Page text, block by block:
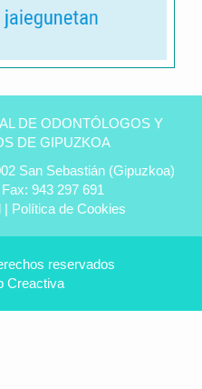
DE ODONTÓLOGOS Y
DE GIPUZKOA
San Sebastián (Gipuzkoa)
943 297 691
| Política de Cookies
reservados
Creactiva